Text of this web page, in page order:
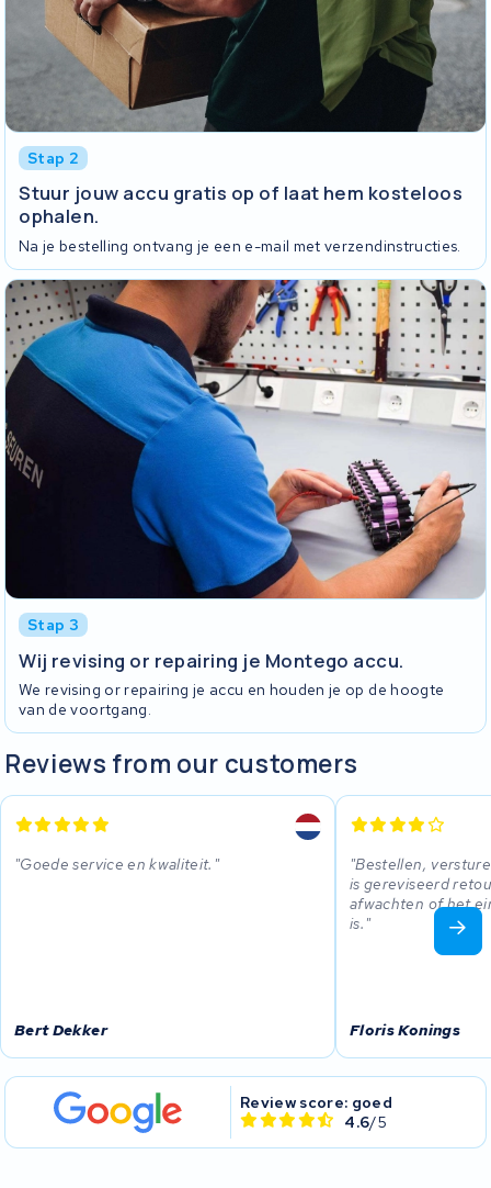
Stap 2
Stuur jouw accu gratis op of laat hem kosteloos
ophalen.
Na je bestelling ontvang je een e-mail met verzendinstructies.
Stap 3
Wij revising or repairing je Montego accu.
We revising or repairing je accu en houden je op de hoogte
van de voortgang.
Reviews from our customers
Goede service en kwaliteit.
Bert Dekker
Bestellen,
is gereviseerd
afwachten of het
is.
Floris Konings
Review score: goed
4.6/5